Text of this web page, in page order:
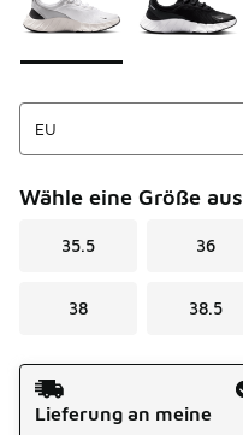
Wähle eine Größe aus
35.5 36
38 38.5
Versandart
Lieferung an meine